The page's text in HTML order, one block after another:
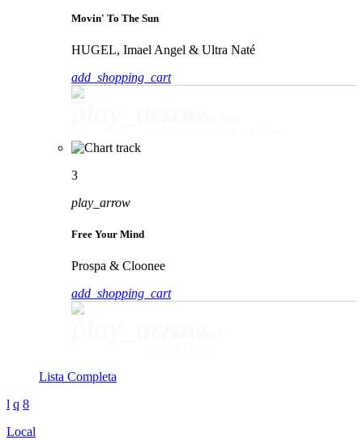
Movin' To The Sun
HUGEL, Imael Angel & Ultra Naté
add_shopping_cart
3
play_arrow
Free Your Mind
Prospa & Cloonee
add_shopping_cart
Lista Completa
Local